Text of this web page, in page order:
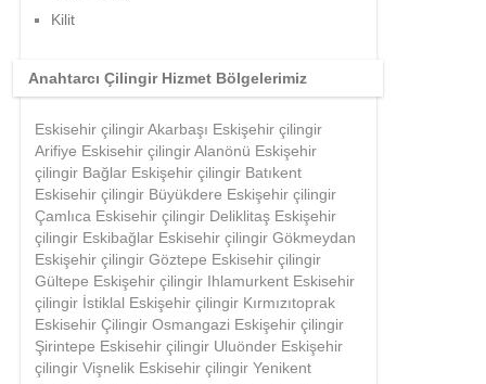
Kilit
Anahtarcı Çilingir Hizmet Bölgelerimiz
Eskisehir çilingir Akarbaşı Eskişehir çilingir
Arifiye Eskisehir çilingir Alanönü Eskişehir
çilingir Bağlar Eskişehir çilingir Batıkent
Eskisehir çilingir Büyükdere Eskişehir çilingir
Çamlıca Eskisehir çilingir Deliklitaş Eskişehir
çilingir Eskibağlar Eskisehir çilingir Gökmeydan
Eskişehir çilingir Göztepe Eskisehir çilingir
Gültepe Eskişehir çilingir Ihlamurkent Eskisehir
çilingir İstiklal Eskişehir çilingir Kırmızıtoprak
Eskisehir Çilingir Osmangazi Eskişehir çilingir
Şirintepe Eskisehir çilingir Uluönder Eskişehir
çilingir Vişnelik Eskisehir çilingir Yenikent